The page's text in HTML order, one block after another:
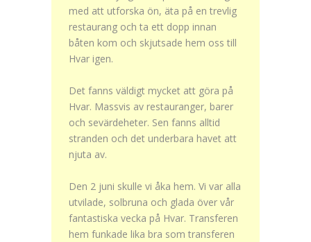
med att utforska ön, äta på en trevlig
restaurang och ta ett dopp innan
båten kom och skjutsade hem oss till
Hvar igen.
Det fanns väldigt mycket att göra på
Hvar. Massvis av restauranger, barer
och sevärdeheter. Sen fanns alltid
stranden och det underbara havet att
njuta av.
Den 2 juni skulle vi åka hem. Vi var alla
utvilade, solbruna och glada över vår
fantastiska vecka på Hvar. Transferen
hem funkade lika bra som transferen